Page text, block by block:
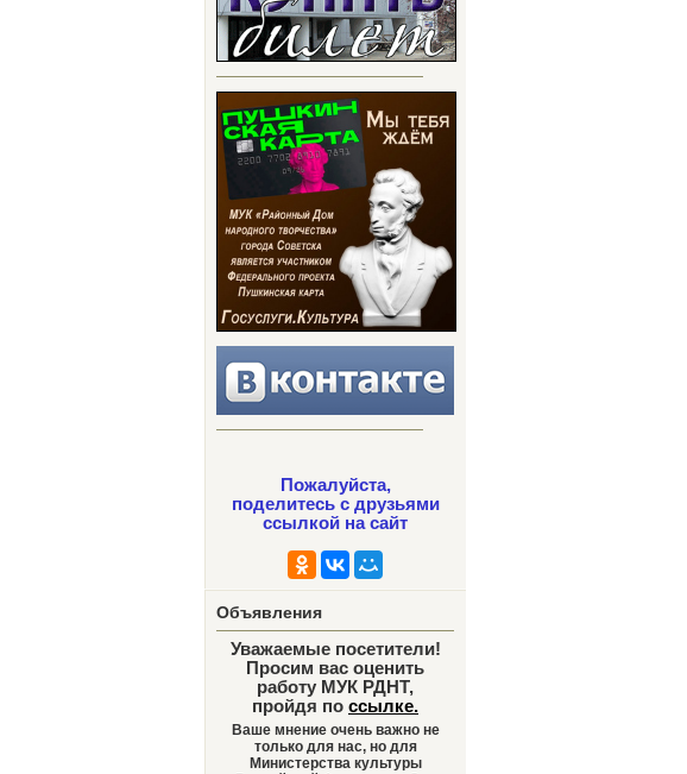
Пожалуйста,
поделитесь с друзьями
ссылкой на сайт
Объявления
Уважаемые посетители!
Просим вас оценить
работу МУК РДНТ,
пройдя по ссылке.
Ваше мнение очень важно не
только для нас, но для
Министерства культуры